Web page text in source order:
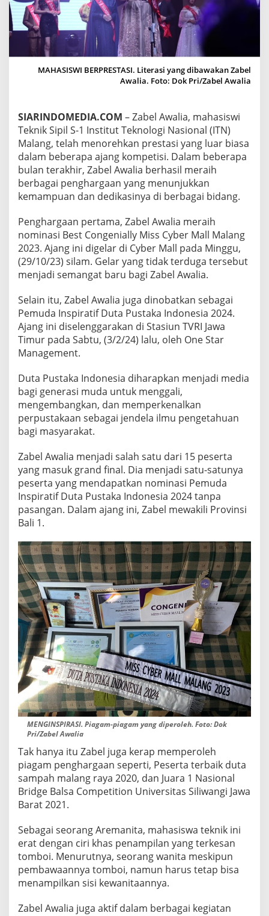
N
I
B
U
T
I
D
R
I
L
E
W
A
T
E
G
U
D
A
N
P
E
N
G
H
G
A
A
N
MAHASISWI BERPRESTASI. Literasi yang dibawakan Zabel
Awalia. Foto: Dok Pri/Zabel Awalia
SIARINDOMEDIA.COM – Zabel Awalia, mahasiswi
Teknik Sipil S-1 Institut Teknologi Nasional (ITN)
Malang, telah menorehkan prestasi yang luar biasa
dalam beberapa ajang kompetisi. Dalam beberapa
bulan terakhir, Zabel Awalia berhasil meraih
berbagai penghargaan yang menunjukkan
kemampuan dan dedikasinya di berbagai bidang.
Penghargaan pertama, Zabel Awalia meraih
nominasi Best Congenially Miss Cyber Mall Malang
2023. Ajang ini digelar di Cyber Mall pada Minggu,
(29/10/23) silam. Gelar yang tidak terduga tersebut
menjadi semangat baru bagi Zabel Awalia.
Selain itu, Zabel Awalia juga dinobatkan sebagai
Pemuda Inspiratif Duta Pustaka Indonesia 2024.
Ajang ini diselenggarakan di Stasiun TVRI Jawa
Timur pada Sabtu, (3/2/24) lalu, oleh One Star
Management.
Duta Pustaka Indonesia diharapkan menjadi media
bagi generasi muda untuk menggali,
mengembangkan, dan memperkenalkan
perpustakaan sebagai jendela ilmu pengetahuan
bagi masyarakat.
Zabel Awalia menjadi salah satu dari 15 peserta
yang masuk grand final. Dia menjadi satu-satunya
peserta yang mendapatkan nominasi Pemuda
Inspiratif Duta Pustaka Indonesia 2024 tanpa
pasangan. Dalam ajang ini, Zabel mewakili Provinsi
Bali 1.
MENGINSPIRASI. Piagam-piagam yang diperoleh. Foto: Dok
Pri/Zabel Awalia
Tak hanya itu Zabel juga kerap memperoleh
piagam penghargaan seperti, Peserta terbaik duta
sampah malang raya 2020, dan Juara 1 Nasional
Bridge Balsa Competition Universitas Siliwangi Jawa
Barat 2021.
Sebagai seorang Aremanita, mahasiswa teknik ini
erat dengan ciri khas penampilan yang terkesan
tomboi. Menurutnya, seorang wanita meskipun
pembawaannya tomboi, namun harus tetap bisa
menampilkan sisi kewanitaannya.
Zabel Awalia juga aktif dalam berbagai kegiatan